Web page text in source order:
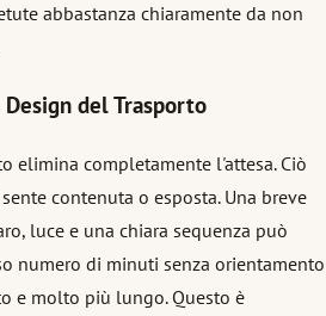
abbastanza chiaramente da non
del Trasporto
elimina completamente l'attesa. Ciò
contenuta o esposta. Una breve
luce e una chiara sequenza può
numero di minuti senza orientamento
e molto più lungo. Questo è